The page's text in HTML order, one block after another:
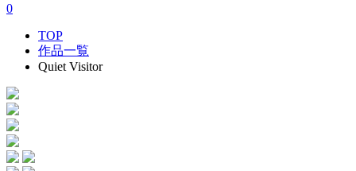
0
TOP
作品一覧
Quiet Visitor